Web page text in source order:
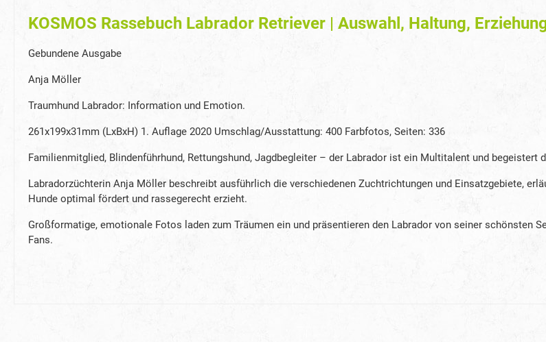
KOSMOS Rassebuch Labrador Retriever | Auswahl, Haltung,
Gebundene Ausgabe
Anja Möller
Traumhund Labrador: Information und Emotion.
261x199x31mm (LxBxH) 1. Auflage 2020 Umschlag/Ausstattung: 400 Farbfotos, Seiten: 336
Familienmitglied, Blindenführhund, Rettungshund, Jagdbegleiter – der Labrador ist ein Multitalent und begeistert
Labradorzüchterin Anja Möller beschreibt ausführlich die verschiedenen Zuchtrichtungen und Einsatzgebiete,
Hunde optimal fördert und rassegerecht erzieht.
Großformatige, emotionale Fotos laden zum Träumen ein und präsentieren den Labrador von seiner schönsten
Fans.